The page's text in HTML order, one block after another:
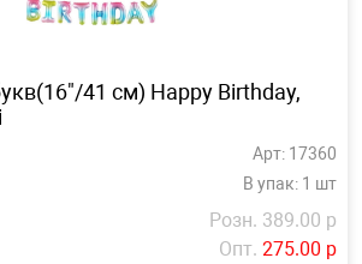
41 см) Happy Birthday,
Арт: 17360
В упак: 1 шт
Розн. 389.00 р
Опт. 275.00 р